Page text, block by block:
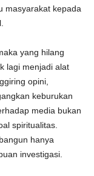
masyarakat kepada
yang hilang
lagi menjadi alat
opini,
keburukan
media bukan
spiritualitas.
hanya
investigasi.